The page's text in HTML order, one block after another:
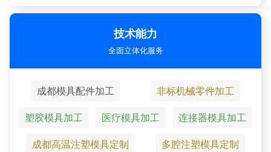
技术能力
全面立体化服务
成都模具配件加工
非标机械零件加工
塑胶模具加工
医疗模具加工
连接器模具加工
成都高温注塑模具定制
多腔注塑模具定制